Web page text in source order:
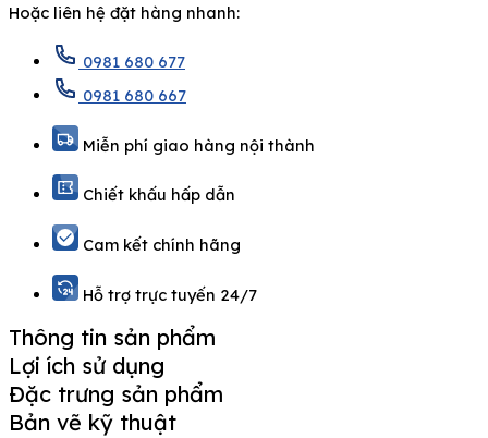
Hoặc liên hệ đặt hàng nhanh:
0981 680 677
0981 680 667
Miễn phí giao hàng nội thành
Chiết khấu hấp dẫn
Cam kết chính hãng
Hỗ trợ trực tuyến 24/7
Thông tin sản phẩm
Lợi ích sử dụng
Đặc trưng sản phẩm
Bản vẽ kỹ thuật